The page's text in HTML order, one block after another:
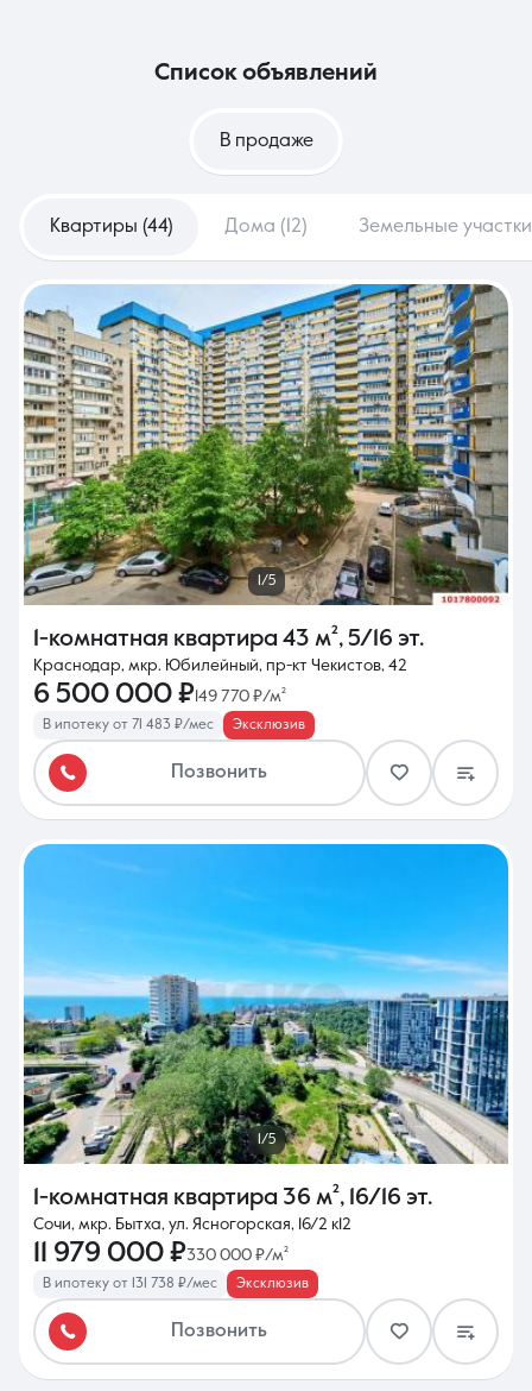
список объявлений
В продаже
Квартиры (44) Дома (12) Земельные
1/5
1-комнатная квартира 43 м², 5/16 эт.
Краснодар, мкр. Юбилейный, пр-кт Чекистов, 42
6 500 000 ₽149 770 ₽/м²
В ипотеку от 71 483 ₽/мес Эксклюзив
Позвонить
1/5
1-комнатная квартира 36 м², 16/16 эт.
Сочи, мкр. Бытха, ул. Ясногорская, 16/2 к12
11 979 000 ₽330 000 ₽/м²
В ипотеку от 131 738 ₽/мес Эксклюзив
Позвонить